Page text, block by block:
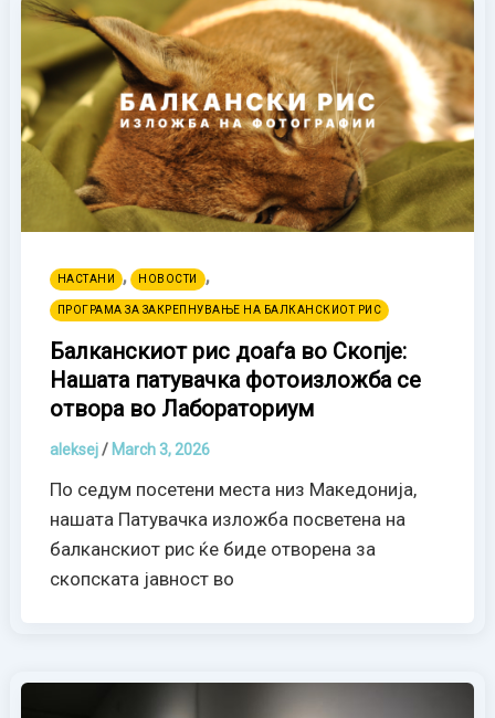
НАСТАНИ , НОВОСТИ ,
ПРОГРАМА ЗА ЗАКРЕПНУВАЊЕ НА БАЛКАНСКИОТ РИС
Балканскиот рис доаѓа во Скопје:
Нашата патувачка фотоизложба се
отвора во Лабораториум
aleksej/ March 3, 2026
По седум посетени места низ Македонија,
нашата Патувачка изложба посветена на
балканскиот рис ќе биде отворена за
скопската јавност во